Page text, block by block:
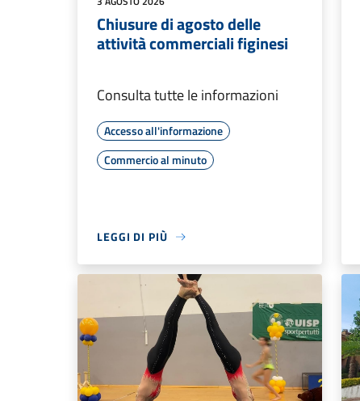
Chiusure di agosto delle
attività commerciali figinesi
Consulta tutte le informazioni
Accesso all'informazione
Commercio al minuto
LEGGI DI PIÙ